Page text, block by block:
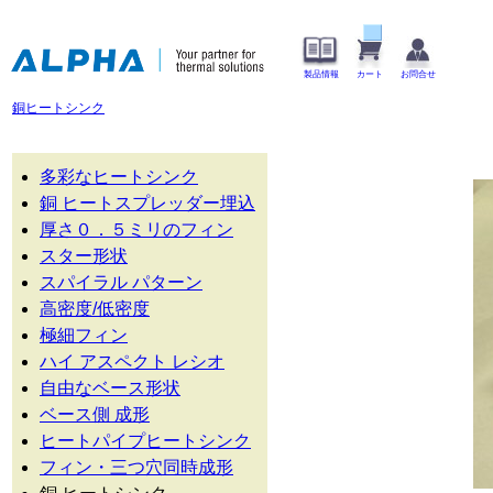
製品情報 カート お問合せ
銅ヒートシンク
多彩なヒートシンク
銅 ヒートスプレッダー埋込
厚さ０．５ミリのフィン
スター形状
スパイラル パターン
高密度/低密度
極細フィン
ハイ アスペクト レシオ
自由なベース形状
ベース側 成形
ヒートパイプヒートシンク
フィン・三つ穴同時成形